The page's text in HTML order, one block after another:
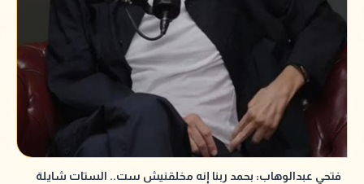
فتحي عبدالوهاب: بحمد ربنا إنه مخلقنيش ست.. الستات شايلة